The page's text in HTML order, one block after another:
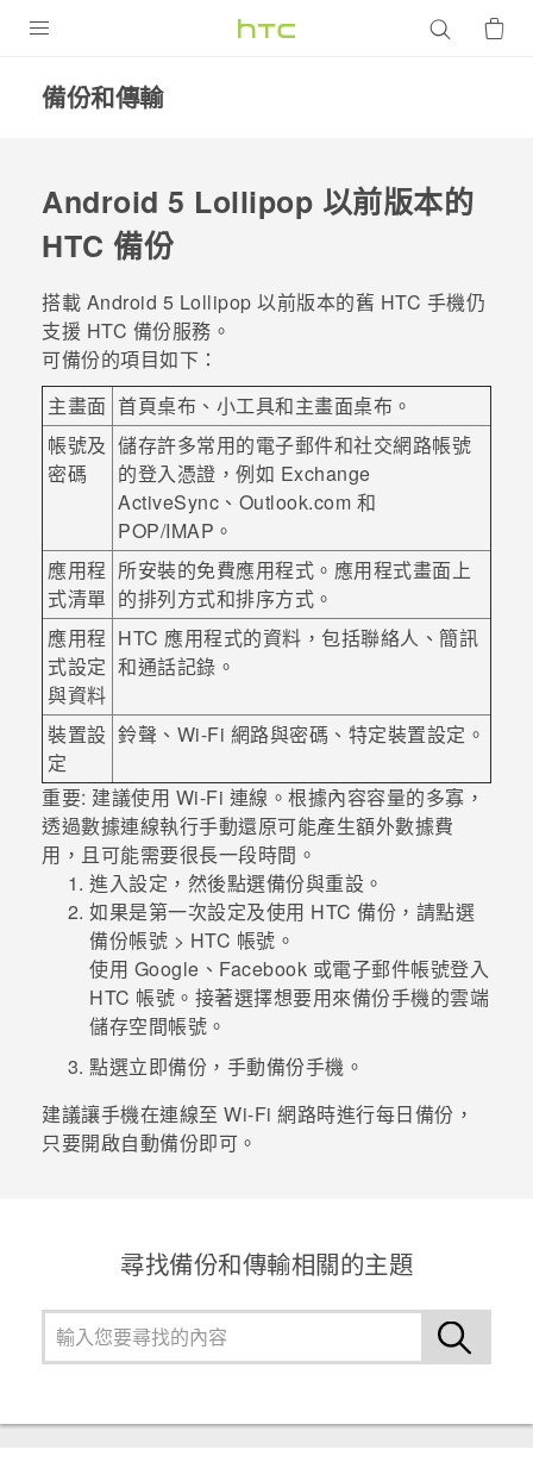
產品
智慧型手機
配件
VIVERSE
優惠專區
焦點訊息
校園專案
銷售門市
銷售通路
支援服務
VIVELAND
登入
備份和傳輸
Android 5 Lollipop 以前版本的
HTC 備份
搭載 Android 5 Lollipop 以前版本的舊 HTC 手機仍
支援 HTC 備份服務。
可備份的項目如下：
主畫面 首頁桌布、小工具和主畫面桌布。
帳號及
密碼
儲存許多常用的電子郵件和社交網路帳號
的登入憑證，例如 Exchange
ActiveSync 、Outlook.com 和
POP/IMAP。
應用程
式清單
所安裝的免費應用程式。應用程式畫面上
的排列方式和排序方式。
應用程
式設定
與資料
HTC 應用程式的資料，包括聯絡人、簡訊
和通話記錄。
裝置設
定
鈴聲、 Wi-Fi 網路與密碼、特定裝置設定。
重要: 建議使用 Wi-Fi 連線。根據內容容量的多寡，
透過數據連線執行手動還原可能產生額外數據費
用，且可能需要很長一段時間。
進入設定，然後點選備份與重設 。
如果是第一次設定及使用 HTC 備份 ，請點選
備份帳號 > HTC 帳號 。
使用 Google 、 Facebook 或電子郵件帳號登入
HTC 帳號。接著選擇想要用來備份手機的雲端
儲存空間帳號。
點選立即備份 ，手動備份手機。
建議讓手機在連線至 Wi-Fi 網路時進行每日備份，
只要開啟自動備份即可。
尋找備份和傳輸相關的主題